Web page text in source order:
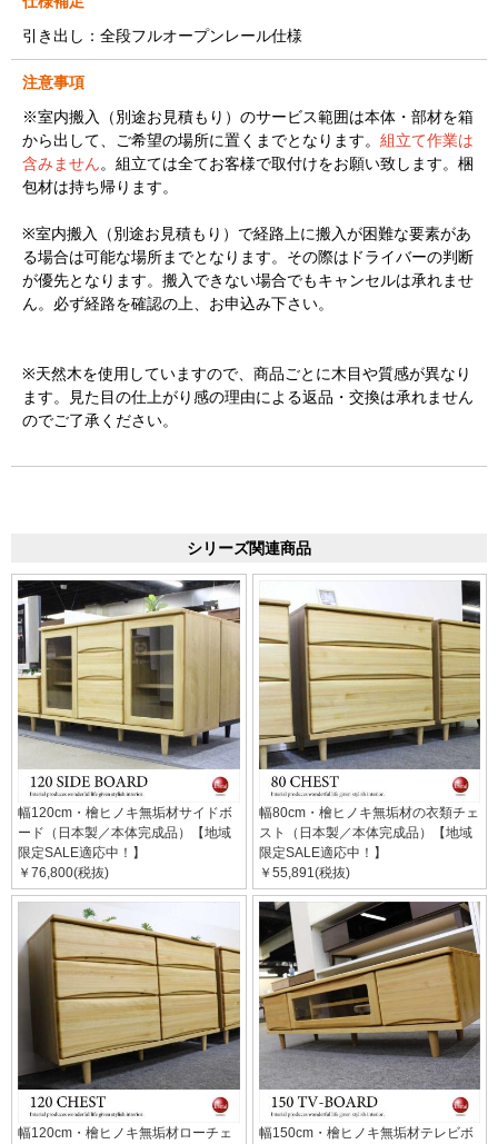
引き出し：全段フルオープンレール仕様
注意事項
※室内搬入（別途お見積もり）のサービス範囲は本体・部材を箱
から出して、ご希望の場所に置くまでとなります。 組立て作業は
含みません。組立ては全てお客様で取付けをお願い致します。梱
包材は持ち帰ります。
※室内搬入（別途お見積もり）で経路上に搬入が困難な要素があ
る場合は可能な場所までとなります。その際はドライバーの判断
が優先となります。搬入できない場合でもキャンセルは承れませ
ん。必ず経路を確認の上、お申込み下さい。
※天然木を使用していますので、商品ごとに木目や質感が異なり
ます。見た目の仕上がり感の理由による返品・交換は承れません
のでご了承ください。
シリーズ関連商品
幅120cm・檜ヒノキ無垢材サイドボ
ード（日本製／本体完成品）【地域
限定SALE適応中！】
￥76,800(税抜)
幅80cm・檜ヒノキ無垢材の衣類チェ
スト（日本製／本体完成品）【地域
限定SALE適応中！】
￥55,891(税抜)
幅120cm・檜ヒノキ無垢材ローチェ
幅150cm・檜ヒノキ無垢材テレビボ